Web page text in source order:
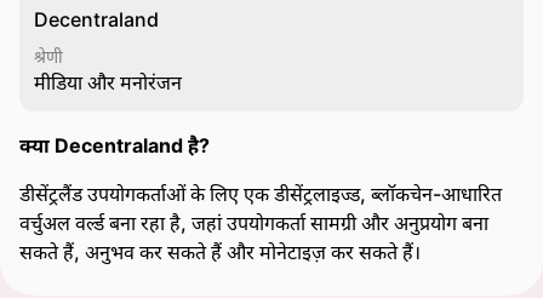
Decentraland
श्रेणी
मीडिया और मनोरंजन
क्या Decentraland है?
डीसेंट्रलैंड उपयोगकर्ताओं के लिए एक डीसेंट्रलाइज्ड, ब्लॉकचेन-आधारित
वर्चुअल वर्ल्ड बना रहा है, जहां उपयोगकर्ता सामग्री और अनुप्रयोग बना
सकते हैं, अनुभव कर सकते हैं और मोनेटाइज़ कर सकते हैं।